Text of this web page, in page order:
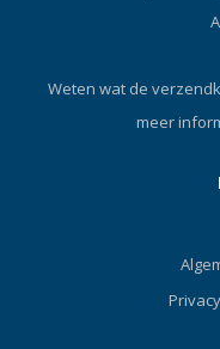
Weten wat de
meer